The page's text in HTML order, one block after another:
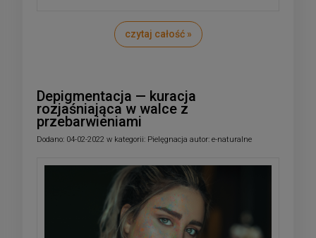
czytaj całość »
Depigmentacja — kuracja
rozjaśniająca w walce z
przebarwieniami
Dodano: 04-02-2022 w kategorii: Pielęgnacja autor: e-naturalne